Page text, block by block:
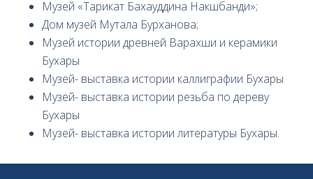
Музей «Тарикат Бахауддина Накшбанди»;
Дом музей Мутала Бурханова;
Музей истории древней Варахши и керамики
Бухары
Музей- выставка истории каллиграфии Бухары
Музей- выставка истории резьба по дереву
Бухары
Музей- выставка истории литературы Бухары.